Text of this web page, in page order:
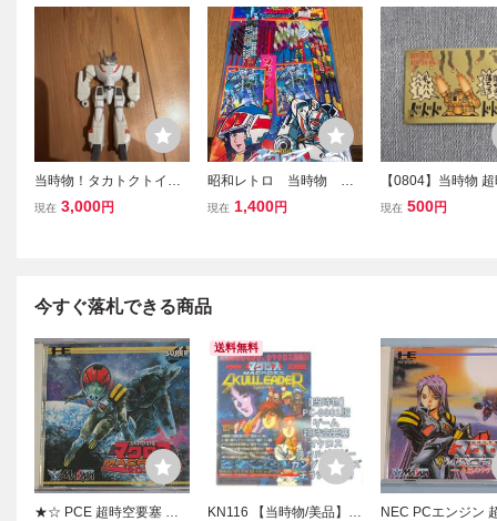
当時物！タカトクトイス
超時空要塞マクロス バル
現在 3,000円
昭和レトロ 当時物 超
時空要塞マクロス 花火セ
現在 1,400円
【0804】当時物
塞マクロス ディフ
現在 500円
今すぐ落札できる商品
★☆ PCE 超時空要塞 マ
送料無料
KN116 【当時物/美品】P
NEC PCエンジン